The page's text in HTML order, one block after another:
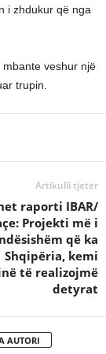
i zhdukur që nga
veshur një
trupin.
Artikulli tjetër
raporti IBAR/
Projekti më i
që ka
Shqipëria, kemi
të realizojmë
detyrat
AUTORI